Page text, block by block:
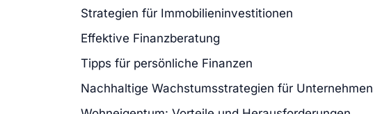
Strategien für Immobilieninvestitionen
Effektive Finanzberatung
Tipps für persönliche Finanzen
Nachhaltige Wachstumsstrategien für Unternehmen